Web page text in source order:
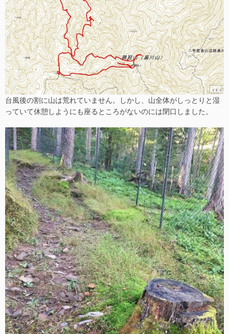
台風後の割に山は荒れていません。しかし、山全体がしっとりと湿
っていて休憩しようにも座るところがないのには閉口しました。